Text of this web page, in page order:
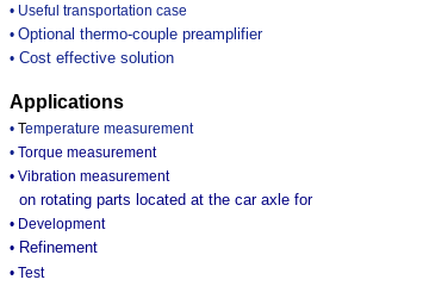
• Useful transportation case
• Optional thermo-couple preamplifier
• Cost effective solution
Applications
• Temperature measurement
• Torque measurement
• Vibration measurement
on rotating parts located at the car axle for
• Development
• Refinement
• Test